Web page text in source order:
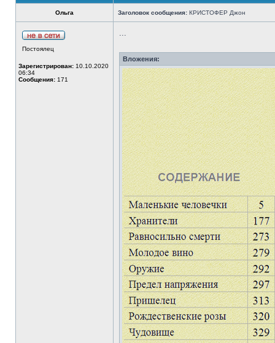
Ольга Заголовок сообщения: КРИСТОФЕР Джон
Постоялец
Зарегистрирован: 10.10.2020
06:34
Сообщения: 171
...
Вложения: